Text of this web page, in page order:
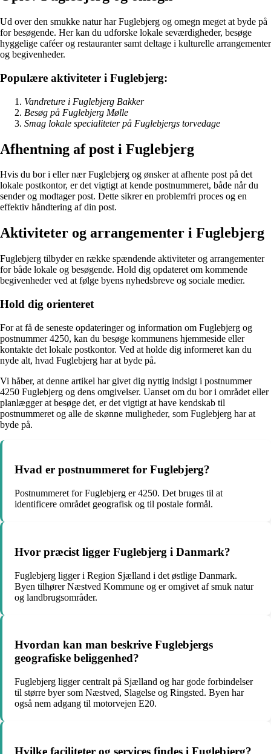
Ud over den smukke natur har Fuglebjerg og omegn meget at byde på
for besøgende. Her kan du udforske lokale seværdigheder, besøge
hyggelige caféer og restauranter samt deltage i kulturelle arrangementer
og begivenheder.
Populære aktiviteter i Fuglebjerg:
Vandreture i Fuglebjerg Bakker
Besøg på Fuglebjerg Mølle
Smag lokale specialiteter på Fuglebjergs torvedage
Afhentning af post i Fuglebjerg
Hvis du bor i eller nær Fuglebjerg og ønsker at afhente post på det
lokale postkontor, er det vigtigt at kende postnummeret, både når du
sender og modtager post. Dette sikrer en problemfri proces og en
effektiv håndtering af din post.
Aktiviteter og arrangementer i Fuglebjerg
Fuglebjerg tilbyder en række spændende aktiviteter og arrangementer
for både lokale og besøgende. Hold dig opdateret om kommende
begivenheder ved at følge byens nyhedsbreve og sociale medier.
Hold dig orienteret
For at få de seneste opdateringer og information om Fuglebjerg og
postnummer 4250, kan du besøge kommunens hjemmeside eller
kontakte det lokale postkontor. Ved at holde dig informeret kan du
nyde alt, hvad Fuglebjerg har at byde på.
Vi håber, at denne artikel har givet dig nyttig indsigt i postnummer
4250 Fuglebjerg og dens omgivelser. Uanset om du bor i området eller
planlægger at besøge det, er det vigtigt at have kendskab til
postnummeret og alle de skønne muligheder, som Fuglebjerg har at
byde på.
Hvad er postnummeret for Fuglebjerg?
Postnummeret for Fuglebjerg er 4250. Det bruges til at
identificere området geografisk og til postale formål.
Hvor præcist ligger Fuglebjerg i Danmark?
Fuglebjerg ligger i Region Sjælland i det østlige Danmark.
Byen tilhører Næstved Kommune og er omgivet af smuk natur
og landbrugsområder.
Hvordan kan man beskrive Fuglebjergs
geografiske beliggenhed?
Fuglebjerg ligger centralt på Sjælland og har gode forbindelser
til større byer som Næstved, Slagelse og Ringsted. Byen har
også nem adgang til motorvejen E20.
Hvilke faciliteter og services findes i Fuglebjerg?